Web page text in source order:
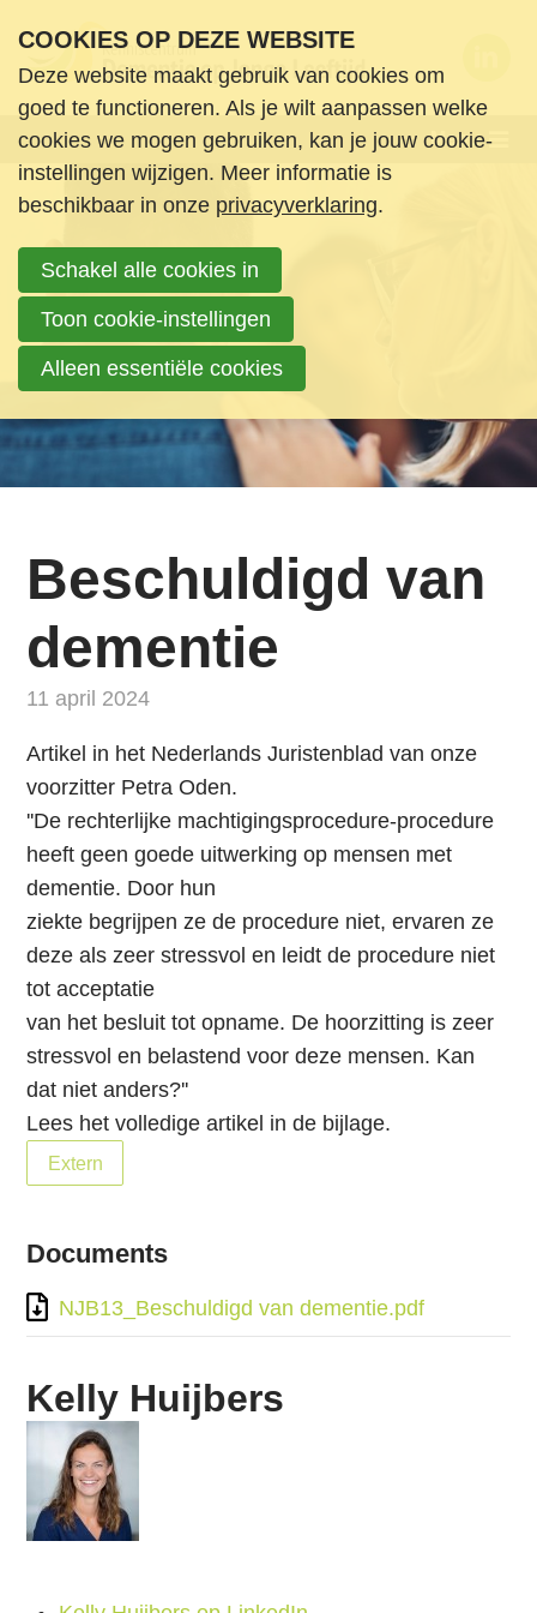
S
n
n
a
r
d
e
n
a
v
i
g
a
t
i
e
S
p
i
g
a
a
e
Menu
Beschuldigd van
dementie
11 april 2024
Artikel in het Nederlands Juristenblad van onze
voorzitter Petra Oden.
''De rechterlijke machtigingsprocedure-procedure
heeft geen goede uitwerking op mensen met
dementie. Door hun
ziekte begrijpen ze de procedure niet, ervaren ze
deze als zeer stressvol en leidt de procedure niet
tot acceptatie
van het besluit tot opname. De hoorzitting is zeer
stressvol en belastend voor deze mensen. Kan
dat niet anders?''
Lees het volledige artikel in de bijlage.
Extern
Documents
NJB13_Beschuldigd van dementie.pdf
Kelly Huijbers
Wie zijn we
Wat doen we
Nieuws en ondersteuning
Nieuws
Informatie & Ondersteuning
Boeken en media
Contact
Login
COOKIES OP DEZE WEBSITE
Deze website maakt gebruik van cookies om
goed te functioneren. Als je wilt aanpassen welke
cookies we mogen gebruiken, kan je jouw cookie-
instellingen wijzigen. Meer informatie is
beschikbaar in onze privacyverklaring.
Schakel alle cookies in
Toon cookie-instellingen
Alleen essentiële cookies